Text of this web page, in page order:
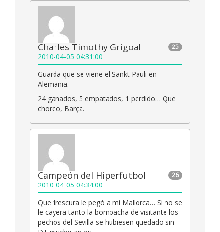
25
Charles Timothy Grigoal
2010-04-05 04:31:00
Guarda que se viene el Sankt Pauli en
Alemania.
24 ganados, 5 empatados, 1 perdido… Que
choreo, Barça.
26
Campeón del Hiperfutbol
2010-04-05 04:34:00
Que frescura le pegó a mi Mallorca… Si no se
le cayera tanto la bombacha de visitante los
pechos del Sevilla se hubiesen quedado sin